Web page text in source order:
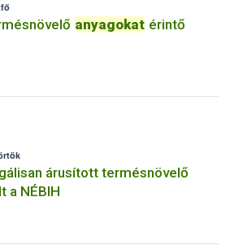
anyagokat érintő
árusított termésnövelő
a NÉBIH